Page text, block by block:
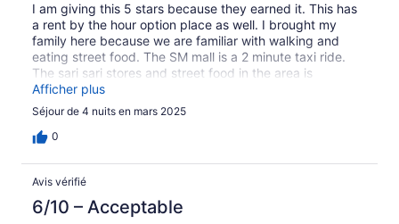
I am giving this 5 stars because they earned it. This has
a rent by the hour option place as well. I brought my
family here because we are familiar with walking and
eating street food. The SM mall is a 2 minute taxi ride.
The sari sari stores and street food in the area is
amazing. You can also order room service. Their food is
fantastic. The staff is better than far bigger hotel chains.
I will stay here again next time I visit Las Piñas.
Afficher plus
Séjour de 4 nuits en mars 2025
0
Avis vérifié
6/10 – Acceptable